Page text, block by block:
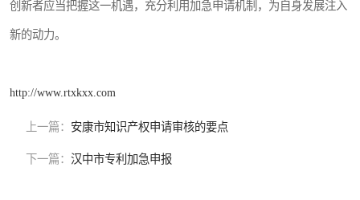
创新者应当把握这一机遇，充分利用加急申请机制，为自身发展注入
新的动力。
http://www.rtxkxx.com
上一篇： 安康市知识产权申请审核的要点
下一篇： 汉中市专利加急申报